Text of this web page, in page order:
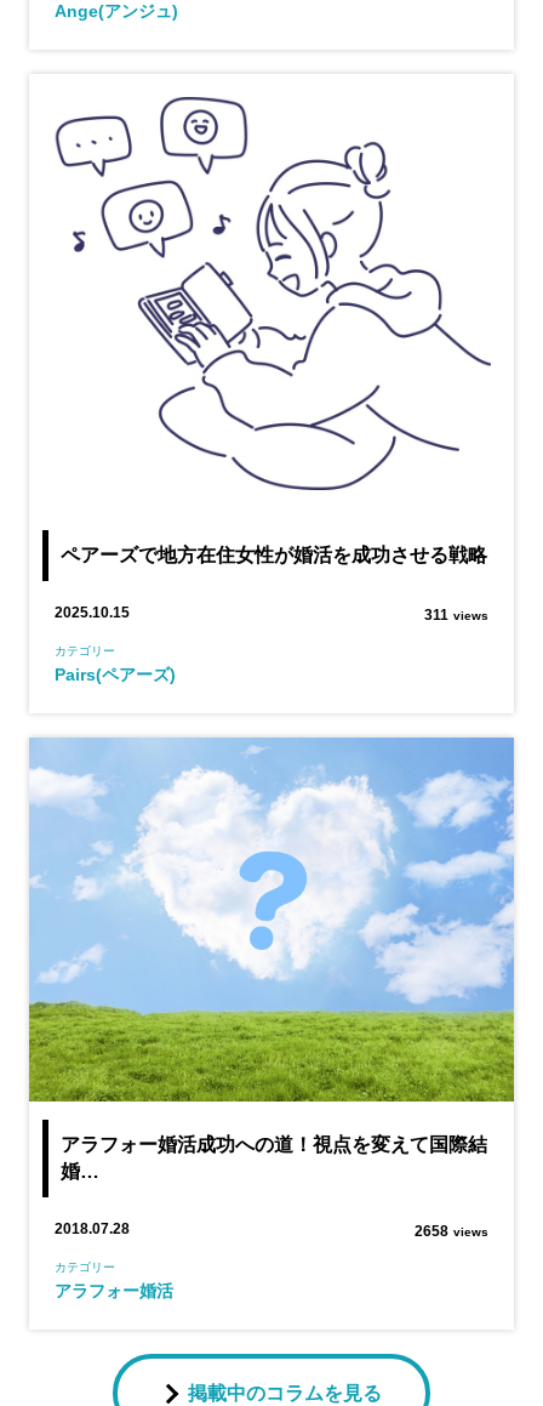
Ange(アンジュ)
ペアーズで地方在住女性が婚活を成功させる戦略
2025.10.15 311 views
カテゴリー
Pairs(ペアーズ)
アラフォー婚活成功への道！視点を変えて国際結
婚…
2018.07.28 2658 views
カテゴリー
アラフォー婚活
掲載中のコラムを見る